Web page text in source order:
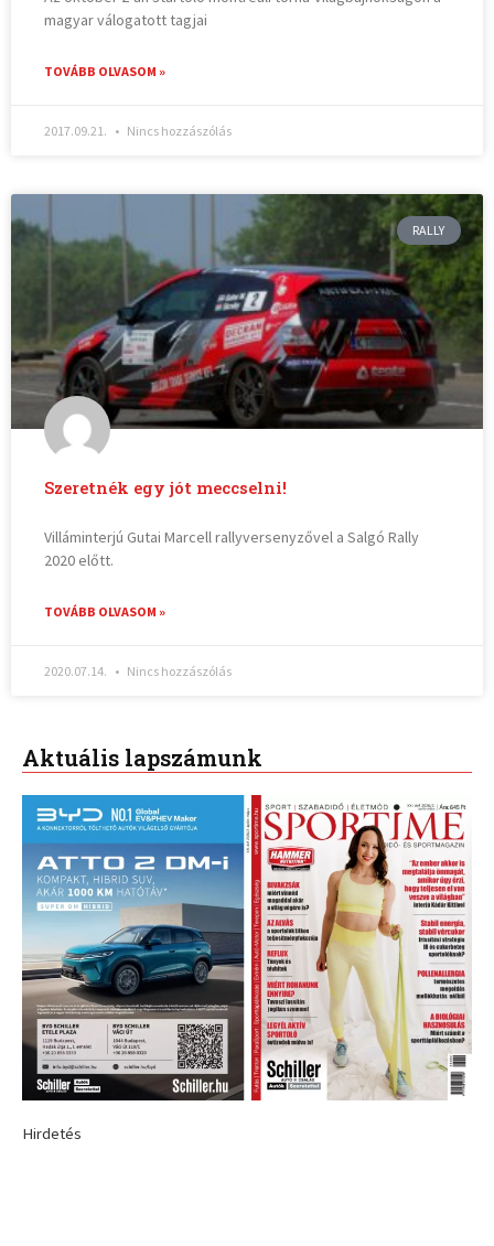
magyar válogatott tagjai
TOVÁBB OLVASOM »
2017.09.21. Nincs hozzászólás
RALLY
Szeretnék egy jót meccselni!
Villáminterjú Gutai Marcell rallyversenyzővel a Salgó Rally
2020 előtt.
TOVÁBB OLVASOM »
2020.07.14. Nincs hozzászólás
Aktuális lapszámunk
Hirdetés